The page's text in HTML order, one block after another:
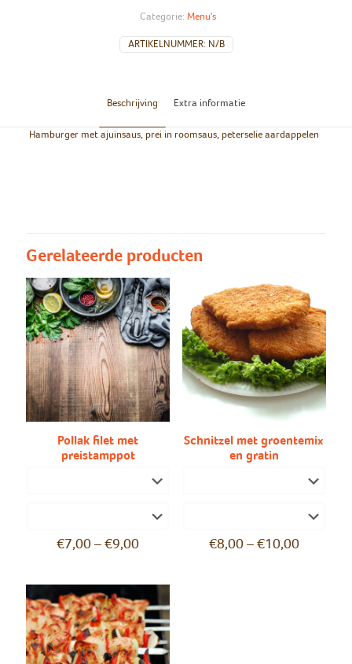
ARTIKELNUMMER: N/B
Categorie: Menu's
Beschrijving Extra informatie
Hamburger met ajuinsaus, prei in roomsaus, peterselie aardappelen
Gerelateerde producten
Pollak filet met
preistamppot
€7,00 –€9,00
Schnitzel met groentemix
en gratin
€8,00– €10,00